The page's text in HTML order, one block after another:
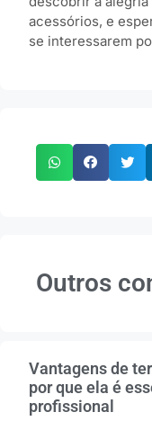
acessórios, e
se interessarem
Outros
Vantagens de
por que ela é
profissional